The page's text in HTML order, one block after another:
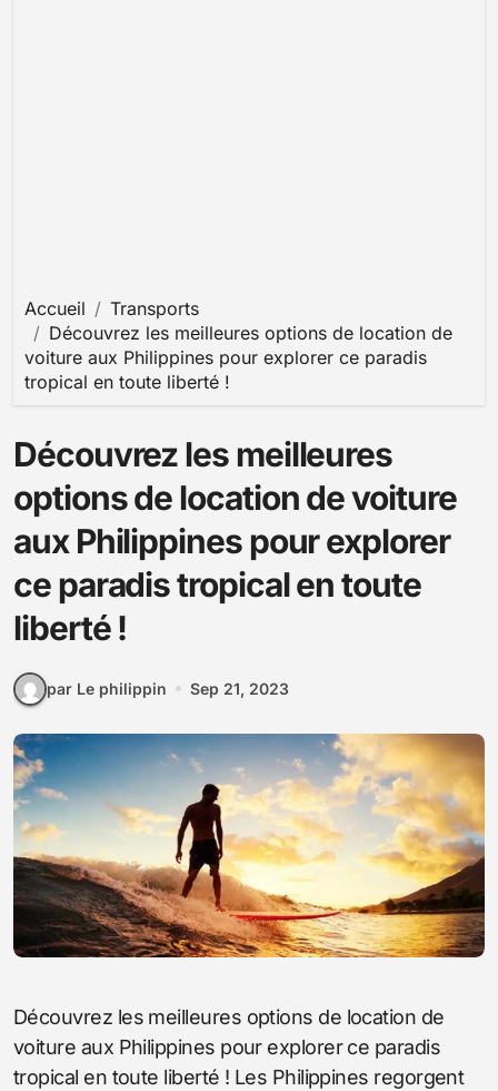
Accueil
Transports
Découvrez les meilleures options de location de
voiture aux Philippines pour explorer ce paradis
tropical en toute liberté !
Découvrez les meilleures
options de location de voiture
aux Philippines pour explorer
ce paradis tropical en toute
liberté !
par Le philippin Sep 21, 2023
Découvrez les meilleures options de location de
voiture aux Philippines pour explorer ce paradis
tropical en toute liberté ! Les Philippines regorgent